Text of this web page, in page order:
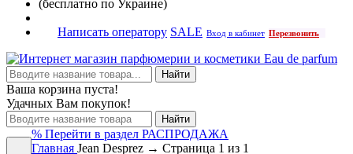
(бесплатно по Украине)
Написать оператору SALE Вход в кабинет Перезвонить
Найти
Ваша корзина пуста!
Удачных Вам покупок!
Найти
% Перейти в раздел РАСПРОДАЖА
Главная Jean Desprez → Страница 1 из 1